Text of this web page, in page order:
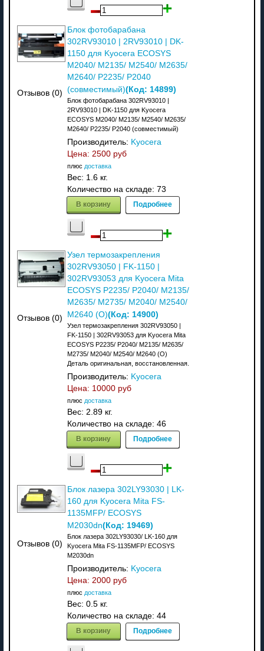
Отзывов (0)
Блок фотобарабана
302RV93010 | 2RV93010 | DK-
1150 для Kyocera ECOSYS
M2040/ M2135/ M2540/ M2635/
M2640/ P2235/ P2040
(совместимый)(Код: 14899)
Блок фотобарабана 302RV93010 |
2RV93010 | DK-1150 для Kyocera
ECOSYS M2040/ M2135/ M2540/ M2635/
M2640/ P2235/ P2040 (совместимый)
Производитель: Kyocera
Цена: 2500 руб
плюс доставка
Вес: 1.6 кг.
Количество на складе: 73
В корзину Подробнее
Отзывов (0)
Узел термозакрепления
302RV93050 | FK-1150 |
302RV93053 для Kyocera Mita
ECOSYS P2235/ P2040/ M2135/
M2635/ M2735/ M2040/ M2540/
M2640 (О)(Код: 14900)
Узел термозакрепления 302RV93050 |
FK-1150 | 302RV93053 для Kyocera Mita
ECOSYS P2235/ P2040/ M2135/ M2635/
M2735/ M2040/ M2540/ M2640 (О)
Деталь оригинальная, восстановленная.
Производитель: Kyocera
Цена: 10000 руб
плюс доставка
Вес: 2.89 кг.
Количество на складе: 46
В корзину Подробнее
Отзывов (0)
Блок лазера 302LY93030 | LK-
160 для Kyocera Mita FS-
1135MFP/ ECOSYS
M2030dn(Код: 19469)
Блок лазера 302LY93030/ LK-160 для
Kyocera Mita FS-1135MFP/ ECOSYS
M2030dn
Производитель: Kyocera
Цена: 2000 руб
плюс доставка
Вес: 0.5 кг.
Количество на складе: 44
В корзину Подробнее